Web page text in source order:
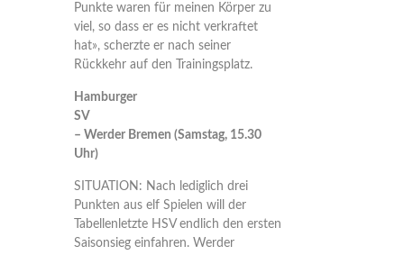
Punkte waren für meinen Körper zu
viel, so dass er es nicht verkraftet
hat», scherzte er nach seiner
Rückkehr auf den Trainingsplatz.
Hamburger
SV
– Werder Bremen (Samstag, 15.30
Uhr)
SITUATION: Nach lediglich drei
Punkten aus elf Spielen will der
Tabellenletzte HSV endlich den ersten
Saisonsieg einfahren. Werder